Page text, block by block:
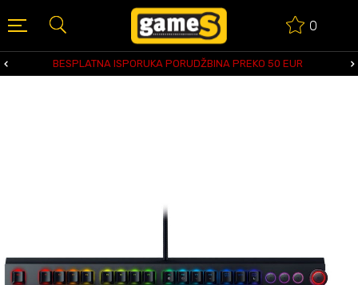
0
BESPLATNA ISPORUKA PORUDŽBINA PREKO 50 EUR